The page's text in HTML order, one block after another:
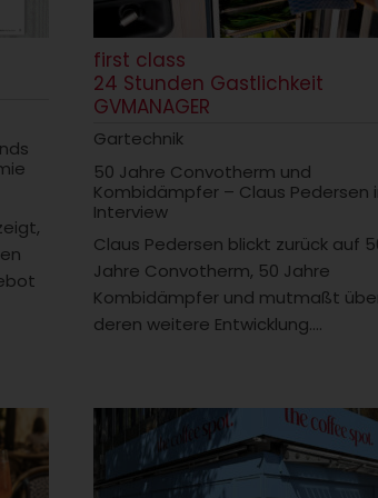
first class
24 Stunden Gastlichkeit
GVMANAGER
Gartechnik
50 Jahre Convotherm und
Kombidämpfer – Claus Pedersen
Interview
Claus Pedersen blickt zurück auf
Jahre Convotherm, 50 Jahre
Kombidämpfer und mutmaßt
deren weitere Entwicklung....